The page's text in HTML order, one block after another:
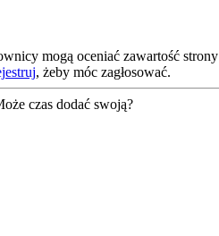
mogą oceniać zawartość strony
, żeby móc zagłosować.
czas dodać swoją?